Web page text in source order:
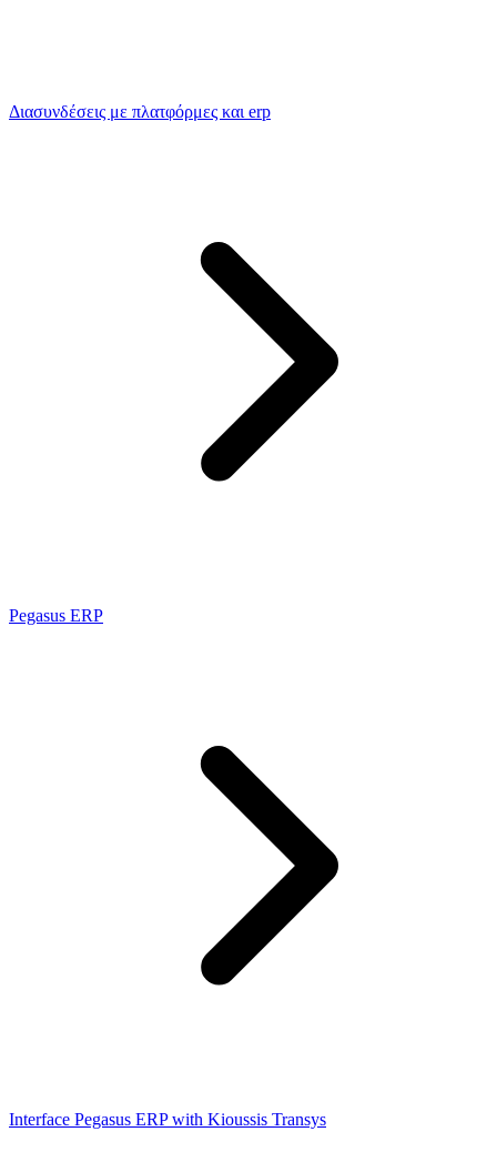
Διασυνδέσεις με πλατφόρμες και erp
Pegasus ERP
Interface Pegasus ERP with Kioussis Transys